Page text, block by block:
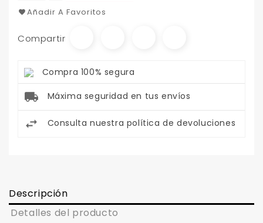
Añadir A Favoritos
Compartir
Compra 100% segura
Máxima seguridad en tus envíos
Consulta nuestra política de devoluciones
Descripción
Detalles del producto